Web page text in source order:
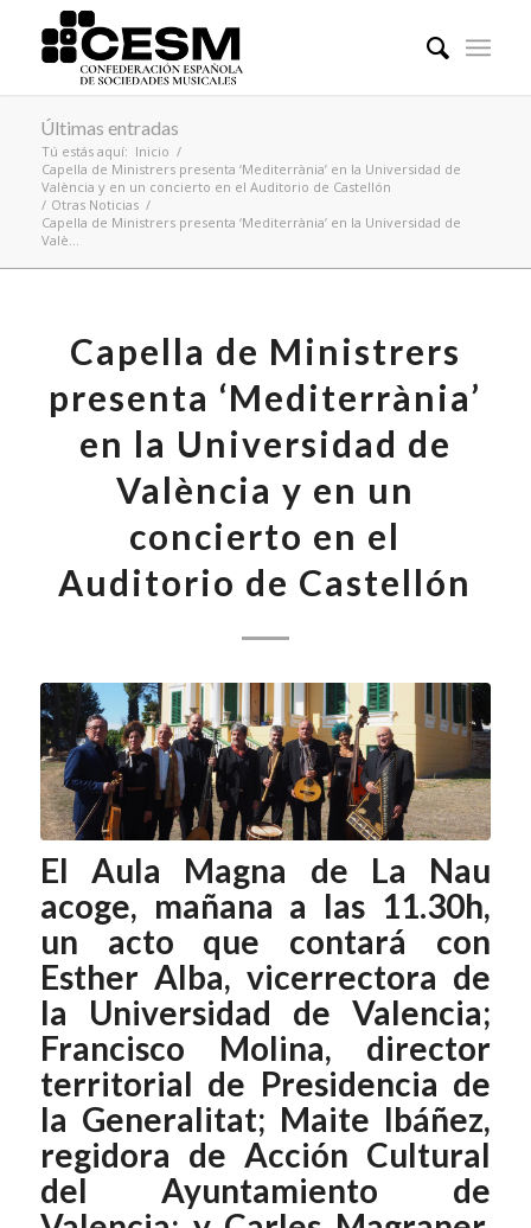
Últimas entradas
Tú estás aquí: Inicio /
Capella de Ministrers presenta ‘Mediterrània’ en la Universidad de
València y en un concierto en el Auditorio de Castellón
/ Otras Noticias /
Capella de Ministrers presenta ‘Mediterrània’ en la Universidad de
Valè...
Capella de Ministrers
presenta ‘Mediterrània’
en la Universidad de
València y en un
concierto en el
Auditorio de Castellón
El Aula Magna de La Nau
acoge, mañana a las 11.30h,
un acto que contará con
Esther Alba, vicerrectora de
la Universidad de Valencia;
Francisco Molina, director
territorial de Presidencia de
la Generalitat; Maite Ibáñez,
regidora de Acción Cultural
del Ayuntamiento de